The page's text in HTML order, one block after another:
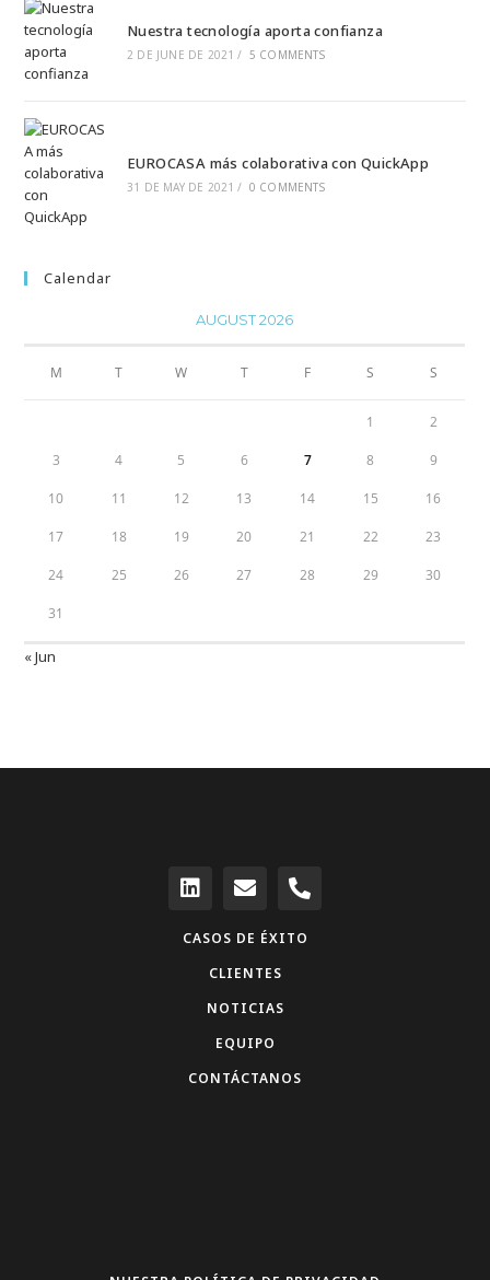
Nuestra tecnología aporta confianza
2 DE JUNE DE 2021 / 5 COMMENTS
EUROCASA más colaborativa con QuickApp
31 DE MAY DE 2021 / 0 COMMENTS
Calendar
AUGUST 2026
M T W T F S S
1 2
3 4 5 6 7 8 9
10 11 12 13 14 15 16
17 18 19 20 21 22 23
24 25 26 27 28 29 30
31
« Jun
CASOS DE ÉXITO
CLIENTES
NOTICIAS
EQUIPO
CONTÁCTANOS